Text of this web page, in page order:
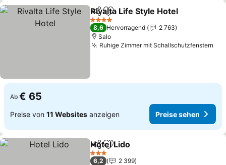
TeilenZu Favoriten hinzufügen
Rivalta Life Style Hotel
4 Sterne
8,6 Hervorragend
2 763
Salo
Ruhige Zimmer mit Schallschutzfenstern
Ab € 65
Preise von 11 Websites anzeigen Preise sehen
TeilenZu Favoriten hinzufügen
Hotel Lido
3 Sterne
6,2
2 399